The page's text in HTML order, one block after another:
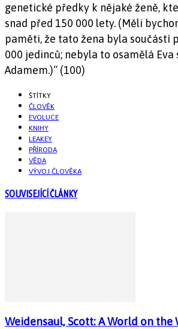
genetické předky k nějaké ženě,
snad před 150 000 lety. (Měli
paměti, že tato žena byla součástí
000 jedinců; nebyla to osamělá Eva
Adamem.)“ (100)
ŠTÍTKY
ČLOVĚK
EVOLUCE
KNIHY
LEAKEY
PŘÍRODA
VĚDA
VÝVOJ ČLOVĚKA
SOUVISEJÍCÍ ČLÁNKY
Weidensaul, Scott: A World on the